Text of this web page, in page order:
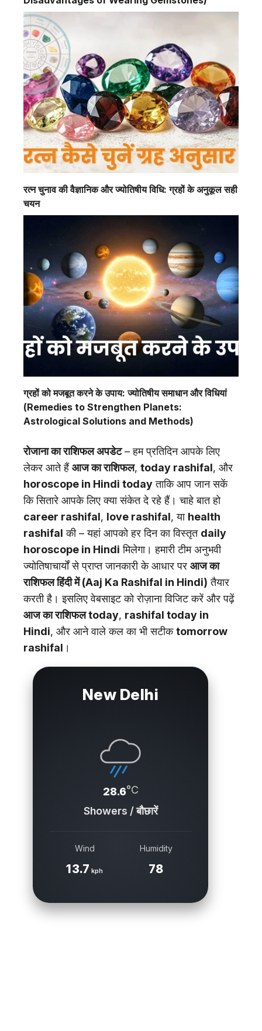
रत्न चुनाव की वैज्ञानिक और ज्योतिषीय विधि: ग्रहों के अनुकूल सही
चयन
ग्रहों को मजबूत करने के उपाय: ज्योतिषीय समाधान और विधियां
(Remedies to Strengthen Planets:
Astrological Solutions and Methods)
रोजाना का राशिफल अपडेट– हम प्रतिदिन आपके लिए
लेकर आते हैंआज का राशिफल, today rashifal, और
horoscope in Hindi todayताकि आप जान सकें
कि सितारे आपके लिए क्या संकेत दे रहे हैं। चाहे बात हो
career rashifal, love rashifal, या health
rashifal की – यहां आपको हर दिन का विस्तृत daily
horoscope in Hindi मिलेगा। हमारी टीम अनुभवी
ज्योतिषाचार्यों से प्राप्त जानकारी के आधार पर आज का
राशिफल हिंदी में (Aaj Ka Rashifal in Hindi) तैयार
करती है। इसलिए वेबसाइट को रोज़ाना विजिट करें और पढ़ें
आज का राशिफल today, rashifal today in
Hindi, और आने वाले कल का भी सटीकtomorrow
rashifal ।
New Delhi
28.6°C
Showers / बौछारें
Wind
13.7 kph
Humidity
78